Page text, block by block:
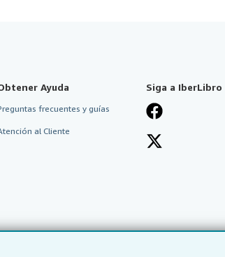
Ayuda
frecuentes y guías
al Cliente
Siga a IberLibro